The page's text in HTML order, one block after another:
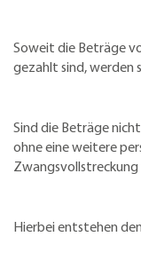
Soweit die Beträge
gezahlt sind, werden
Sind die Beträge
ohne eine weitere
Hierbei entstehen